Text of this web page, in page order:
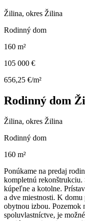
Žilina, okres Žilina
Rodinný dom
160 m²
105 000 €
656,25 €/m²
Rodinný dom
Žilina, okres Žilina
Rodinný dom
160 m²
Ponúkame na predaj
kompletnú rekonštrukciu.
kúpeľne a kotolne.
a dve miestnosti. K
obytnou izbou. Pozemok
spoluvlastníctve, je